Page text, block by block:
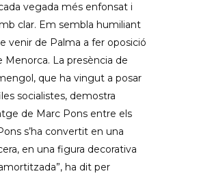
vegada més enfonsat i
clar. Em sembla humiliant
venir de Palma a fer oposició
Menorca. La presència de
que ha vingut a posar
socialistes, demostra
de Marc Pons entre els
s’ha convertit en una
en una figura decorativa
ha dit per